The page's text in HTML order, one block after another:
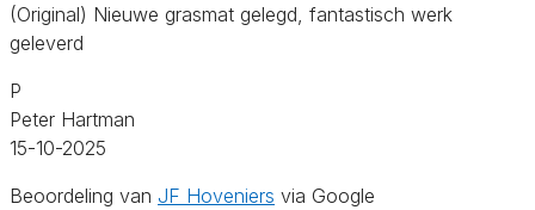
(Original) Nieuwe grasmat gelegd, fantastisch werk
geleverd
P
Peter Hartman
15-10-2025
Beoordeling van JF Hoveniers via Google